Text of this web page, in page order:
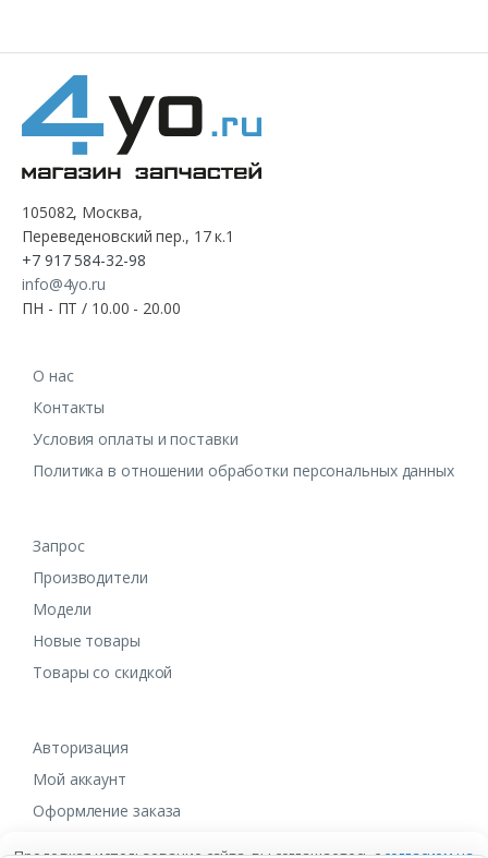
105082, Москва,
Переведеновский пер., 17 к.1
+7 917 584-32-98
info@4yo.ru
ПН - ПТ / 10.00 - 20.00
О нас
Контакты
Условия оплаты и поставки
Политика в отношении обработки персональных данных
Запрос
Производители
Модели
Новые товары
Товары со скидкой
Авторизация
Мой аккаунт
Оформление заказа